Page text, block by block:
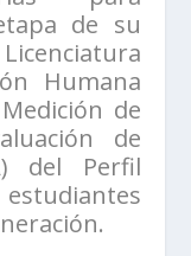
de su
Humana
de
de
del Perfil